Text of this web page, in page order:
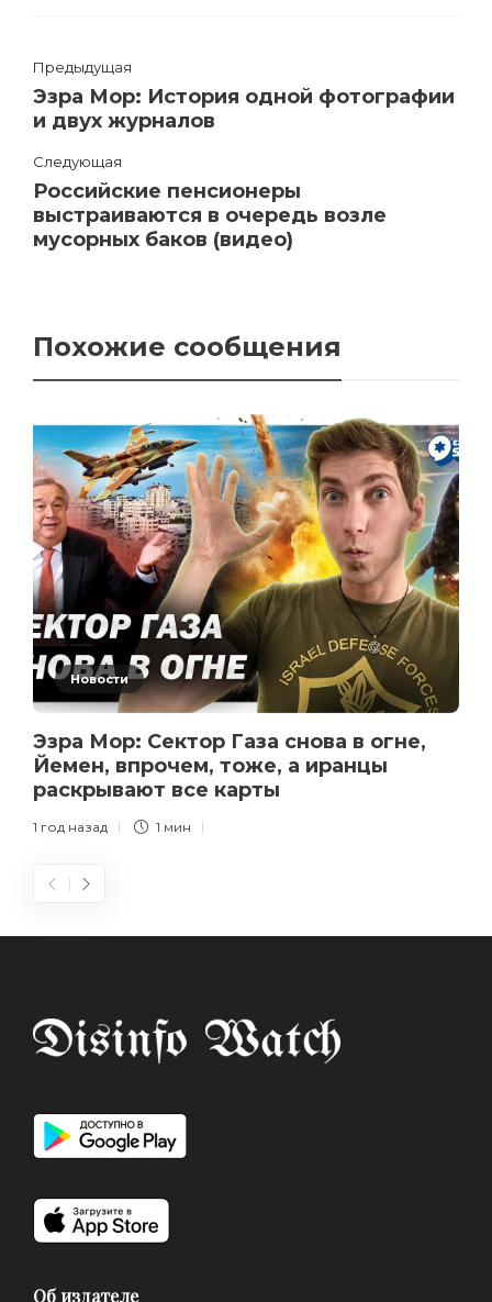
Предыдущая
Эзра Мор: История одной фотографии
и двух журналов
Следующая
Российские пенсионеры
выстраиваются в очередь возле
мусорных баков (видео)
Похожие сообщения
Новости
Эзра Мор: Сектор Газа снова в огне,
Йемен, впрочем, тоже, а иранцы
раскрывают все карты
1 год назад 1 мин
Об издателе